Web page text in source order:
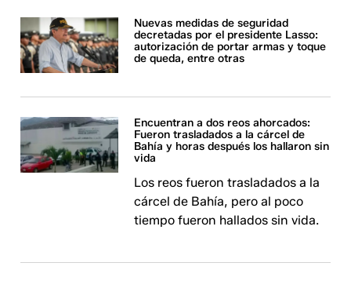
Nuevas medidas de seguridad
decretadas por el presidente Lasso:
autorización de portar armas y toque
de queda, entre otras
Encuentran a dos reos ahorcados:
Fueron trasladados a la cárcel de
Bahía y horas después los hallaron sin
vida
Los reos fueron trasladados a la
cárcel de Bahía, pero al poco
tiempo fueron hallados sin vida.